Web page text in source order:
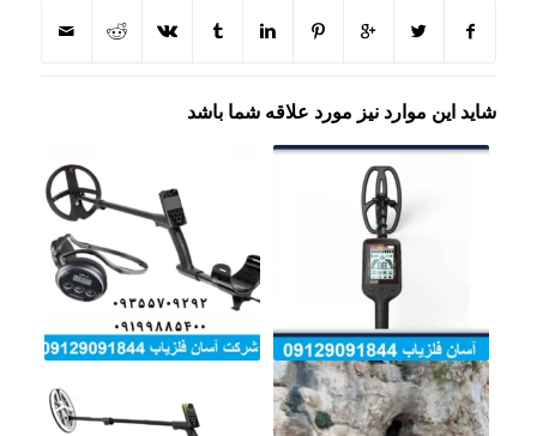
شاید این موارد نیز مورد علاقه شما باشد